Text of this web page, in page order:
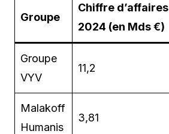
Groupe
Chiffre d’affaires
2024 (en Mds €)
Groupe
VYV
11,2
Malakoff
Humanis
3,81